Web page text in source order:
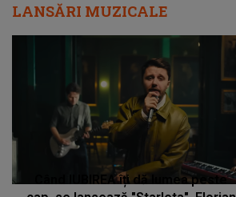
LANSĂRI MUZICALE
Când IUBIREA îți dă lumea peste